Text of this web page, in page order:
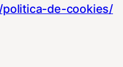
de-cookies/